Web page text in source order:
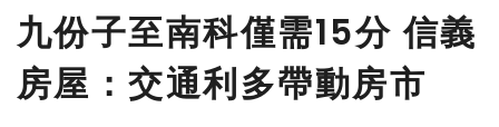
九份子至南科僅需15分 信義
房屋：交通利多帶動房市